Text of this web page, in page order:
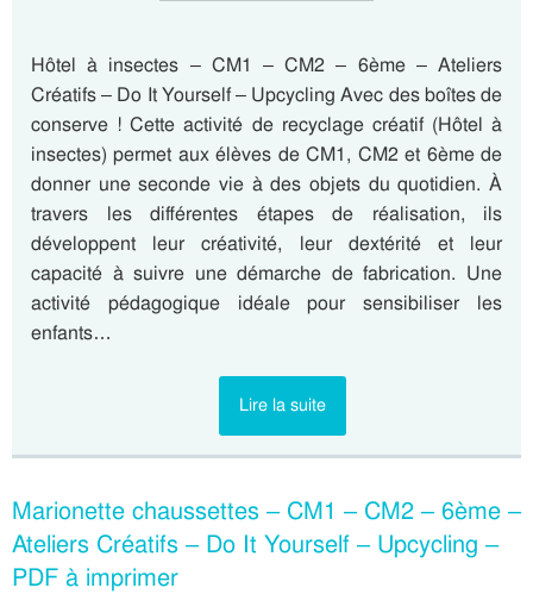
Hôtel à insectes – CM1 – CM2 – 6ème – Ateliers
Créatifs – Do It Yourself – Upcycling Avec des boîtes de
conserve ! Cette activité de recyclage créatif (Hôtel à
insectes) permet aux élèves de CM1, CM2 et 6ème de
donner une seconde vie à des objets du quotidien. À
travers les différentes étapes de réalisation, ils
développent leur créativité, leur dextérité et leur
capacité à suivre une démarche de fabrication. Une
activité pédagogique idéale pour sensibiliser les
enfants…
Lire la suite
Marionette chaussettes – CM1 – CM2 – 6ème –
Ateliers Créatifs – Do It Yourself – Upcycling –
PDF à imprimer